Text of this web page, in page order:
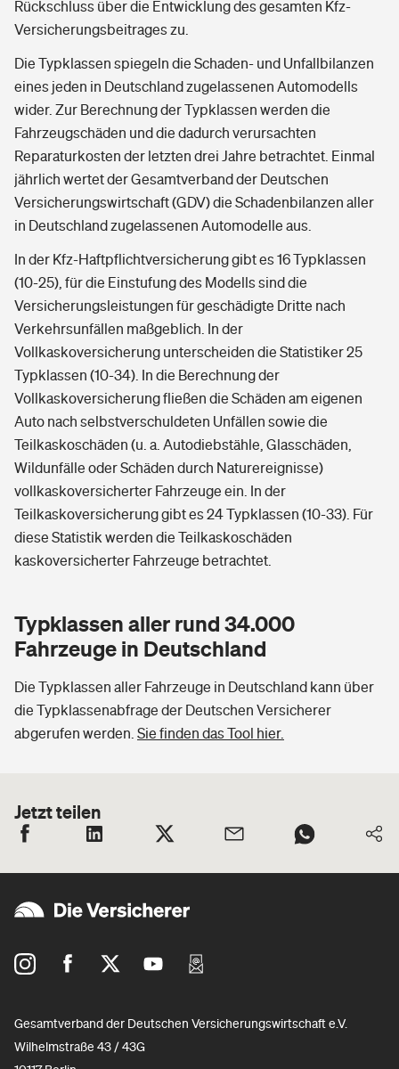
Rückschluss über die Entwicklung des gesamten Kfz-
Versicherungsbeitrages zu.
Die Typklassen spiegeln die Schaden- und Unfallbilanzen
eines jeden in Deutschland zugelassenen Automodells
wider. Zur Berechnung der Typklassen werden die
Fahrzeugschäden und die dadurch verursachten
Reparaturkosten der letzten drei Jahre betrachtet. Einmal
jährlich wertet der Gesamtverband der Deutschen
Versicherungswirtschaft (GDV) die Schadenbilanzen aller
in Deutschland zugelassenen Automodelle aus.
In der Kfz-Haftpflichtversicherung gibt es 16 Typklassen
(10-25), für die Einstufung des Modells sind die
Versicherungsleistungen für geschädigte Dritte nach
Verkehrsunfällen maßgeblich. In der
Vollkaskoversicherung unterscheiden die Statistiker 25
Typklassen (10-34). In die Berechnung der
Vollkaskoversicherung fließen die Schäden am eigenen
Auto nach selbstverschuldeten Unfällen sowie die
Teilkaskoschäden (u. a. Autodiebstähle, Glasschäden,
Wildunfälle oder Schäden durch Naturereignisse)
vollkaskoversicherter Fahrzeuge ein. In der
Teilkaskoversicherung gibt es 24 Typklassen (10-33). Für
diese Statistik werden die Teilkaskoschäden
kaskoversicherter Fahrzeuge betrachtet.
Typklassen aller rund 34.000
Fahrzeuge in Deutschland
Die Typklassen aller Fahrzeuge in Deutschland kann über
die Typklassenabfrage der Deutschen Versicherer
abgerufen werden. Sie finden das Tool hier.
Jetzt teilen
Gesamtverband der Deutschen Versicherungswirtschaft e.V.
Wilhelmstraße 43 / 43G